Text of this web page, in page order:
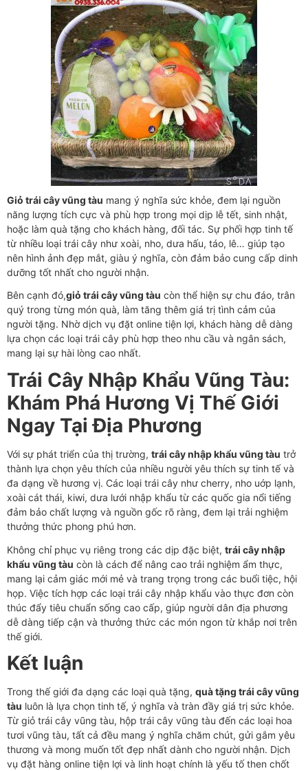
Giỏ trái cây vũng tàu mang ý nghĩa sức khỏe, đem lại nguồn
năng lượng tích cực và phù hợp trong mọi dịp lễ tết, sinh nhật,
hoặc làm quà tặng cho khách hàng, đối tác. Sự phối hợp tinh tế
từ nhiều loại trái cây như xoài, nho, dưa hấu, táo, lê… giúp tạo
nên hình ảnh đẹp mắt, giàu ý nghĩa, còn đảm bảo cung cấp dinh
dưỡng tốt nhất cho người nhận.
Bên cạnh đó,giỏ trái cây vũng tàu còn thể hiện sự chu đáo, trân
quý trong từng món quà, làm tăng thêm giá trị tình cảm của
người tặng. Nhờ dịch vụ đặt online tiện lợi, khách hàng dễ dàng
lựa chọn các loại trái cây phù hợp theo nhu cầu và ngân sách,
mang lại sự hài lòng cao nhất.
Trái Cây Nhập Khẩu Vũng Tàu:
Khám Phá Hương Vị Thế Giới
Ngay Tại Địa Phương
Với sự phát triển của thị trường, trái cây nhập khẩu vũng tàu trở
thành lựa chọn yêu thích của nhiều người yêu thích sự tinh tế và
đa dạng về hương vị. Các loại trái cây như cherry, nho uớp lạnh,
xoài cát thái, kiwi, dưa lưới nhập khẩu từ các quốc gia nổi tiếng
đảm bảo chất lượng và nguồn gốc rõ ràng, đem lại trải nghiệm
thưởng thức phong phú hơn.
Không chỉ phục vụ riêng trong các dịp đặc biệt, trái cây nhập
khẩu vũng tàu còn là cách để nâng cao trải nghiệm ẩm thực,
mang lại cảm giác mới mẻ và trang trọng trong các buổi tiệc, hội
họp. Việc tích hợp các loại trái cây nhập khẩu vào thực đơn còn
thúc đẩy tiêu chuẩn sống cao cấp, giúp người dân địa phương
dễ dàng tiếp cận và thưởng thức các món ngon từ khắp nơi trên
thế giới.
Kết luận
Trong thế giới đa dạng các loại quà tặng, quà tặng trái cây vũng
tàu luôn là lựa chọn tinh tế, ý nghĩa và tràn đầy giá trị sức khỏe.
Từ giỏ trái cây vũng tàu, hộp trái cây vũng tàu đến các loại hoa
tươi vũng tàu, tất cả đều mang ý nghĩa chăm chút, gửi gắm yêu
thương và mong muốn tốt đẹp nhất dành cho người nhận. Dịch
vụ đặt hàng online tiện lợi và linh hoạt chính là yếu tố then chốt